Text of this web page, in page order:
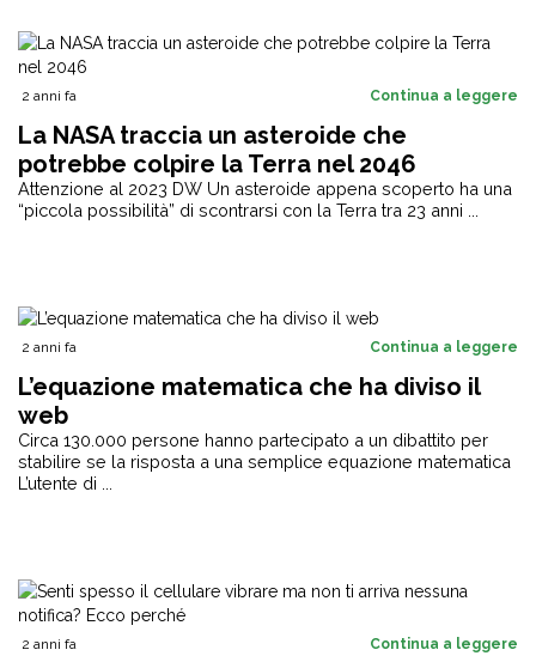
2 anni fa Continua a leggere
La NASA traccia un asteroide che
potrebbe colpire la Terra nel 2046
Attenzione al 2023 DW Un asteroide appena scoperto ha una
“piccola possibilità” di scontrarsi con la Terra tra 23 anni ...
2 anni fa Continua a leggere
L’equazione matematica che ha diviso il
web
Circa 130.000 persone hanno partecipato a un dibattito per
stabilire se la risposta a una semplice equazione matematica
L’utente di ...
2 anni fa Continua a leggere